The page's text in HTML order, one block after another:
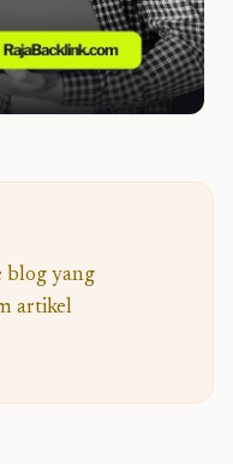
blog yang
artikel